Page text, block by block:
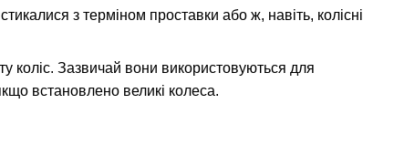
з терміном проставки або ж, навіть, колісні
коліс. Зазвичай вони використовуються для
встановлено великі колеса.